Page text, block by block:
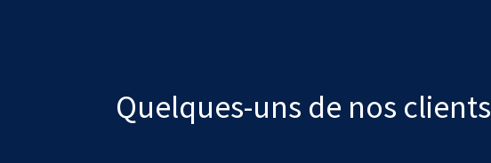
Quelques-uns de nos clients